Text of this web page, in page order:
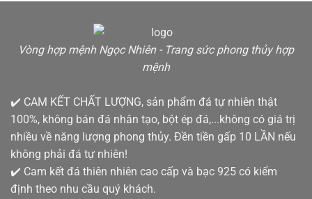
Vòng hợp mệnh Ngọc Nhiên - Trang sức phong thủy hợp
mệnh
✔️ CAM KẾT CHẤT LƯỢNG, sản phẩm đá tự nhiên thật
100%, không bán đá nhân tạo, bột ép đá,...không có giá trị
nhiều về năng lượng phong thủy. Đền tiền gấp 10 LẦN nếu
không phải đá tự nhiên!
✔️ Cam kết đá thiên nhiên cao cấp và bạc 925 có kiểm
định theo nhu cầu quý khách.